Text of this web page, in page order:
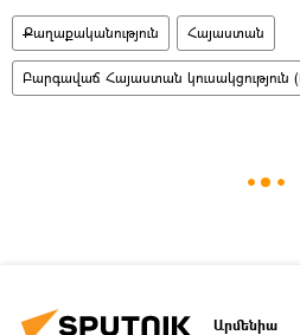
Քաղաքականություն Հայաստան
Բարգավաճ Հայաստան կուսակցություն
Արմենիա